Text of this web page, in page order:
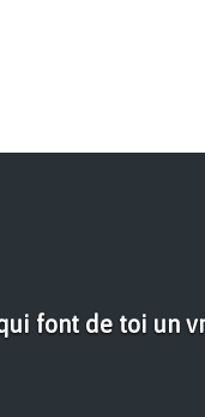
font de toi un